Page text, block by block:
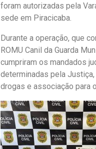
foram autorizadas pela
sede em Piracicaba.
Durante a operação, que
ROMU Canil da Guarda
cumpriram os mandados
determinadas pela
drogas e associação para